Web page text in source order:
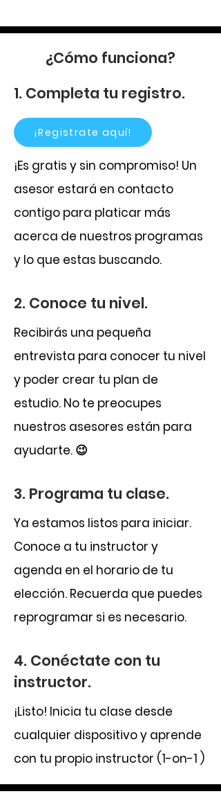
¿Cómo funciona?
1. Completa tu registro.
¡Registrate aquí!
¡Es gratis y sin compromiso! Un
asesor estará en contacto
contigo para platicar más
acerca de nuestros programas
y lo que estas buscando.
2. Conoce tu nivel.
Recibirás una pequeña
entrevista para conocer tu nivel
y poder crear tu plan de
estudio. No te preocupes
nuestros asesores están para
ayudarte. 😉
3. Programa tu clase.
Ya estamos listos para iniciar.
Conoce a tu instructor y
agenda en el horario de tu
elección. Recuerda que puedes
reprogramar si es necesario.
4. Conéctate con tu
instructor.
¡Listo! Inicia tu clase desde
cualquier dispositivo y aprende
con tu propio instructor (1-on-1 )